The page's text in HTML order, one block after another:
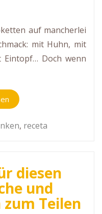
auf mancherlei
mit Huhn, mit
Eintopf… Doch wenn
, receta
diesen
und
Teilen